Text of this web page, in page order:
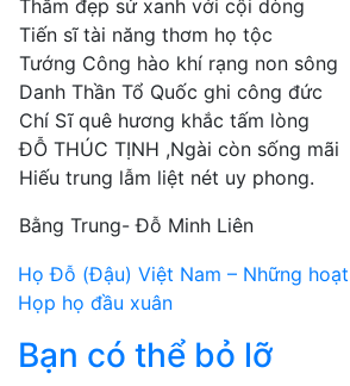
Thắm đẹp sử xanh với cội dòng
Tiến sĩ tài năng thơm họ tộc
Tướng Công hào khí rạng non sông
Danh Thần Tổ Quốc ghi công đức
Chí Sĩ quê hương khắc tấm lòng
ĐỖ THÚC TỊNH ,Ngài còn sống mãi
Hiếu trung lẫm liệt nét uy phong.
Bằng Trung- Đỗ Minh Liên
Điều
hướng
bài
Họ Đỗ (Đậu) Việt Nam – Những
Họp họ đầu xuân
Bạn có thể bỏ lỡ